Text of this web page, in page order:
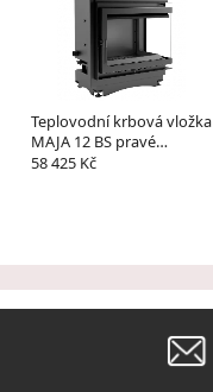
Teplovodní krbová vložka
MAJA 12 BS pravé
prosklení s dochlazovací
58 425 Kč